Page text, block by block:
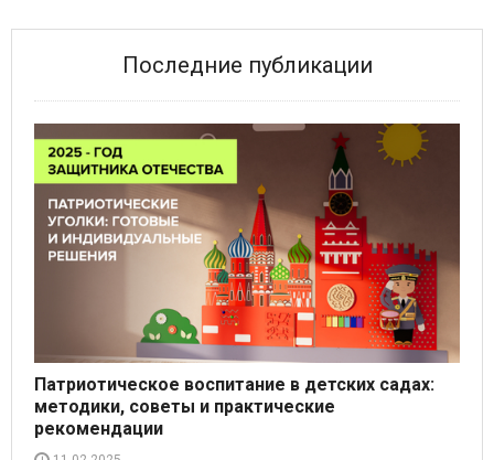
Последние публикации
Патриотическое воспитание в детских садах:
методики, советы и практические
рекомендации